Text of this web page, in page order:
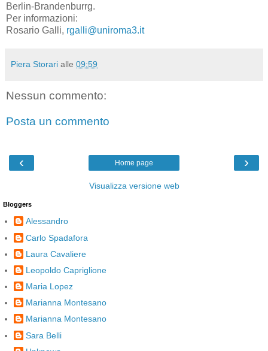
Berlin-Brandenburrg.
Per informazioni:
Rosario Galli, rgalli@uniroma3.it
Piera Storari alle 09:59
Nessun commento:
Posta un commento
‹ ›
Home page
Visualizza versione web
Bloggers
Alessandro
Carlo Spadafora
Laura Cavaliere
Leopoldo Capriglione
Maria Lopez
Marianna Montesano
Marianna Montesano
Sara Belli